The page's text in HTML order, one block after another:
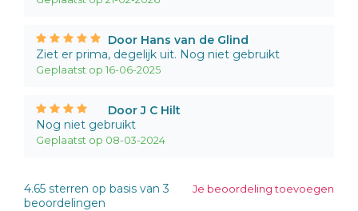
Door Hans van de Glind
Ziet er prima, degelijk uit. Nog niet gebruikt
Geplaatst op 16-06-2025
Door J C Hilt
Nog niet gebruikt
Geplaatst op 08-03-2024
Je beoordeling toevoegen
4.65 sterren op basis van3
beoordelingen